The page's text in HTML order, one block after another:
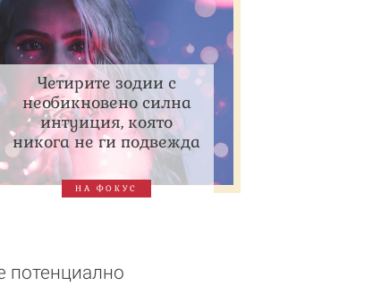
Четирите зодии с
необикновено силна
интуиция, която
никога не ги подвежда
НА ФОКУС
потенциално